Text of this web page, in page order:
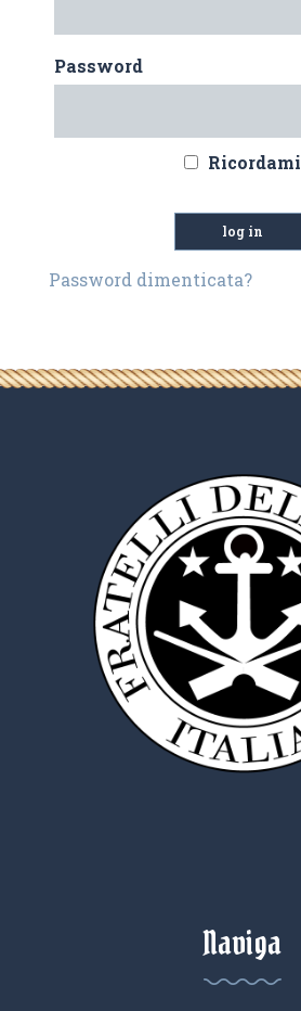
Password
Ricordami
Password dimenticata?
Naviga